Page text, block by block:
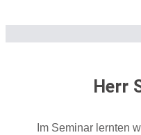
Herr
Im Seminar lernten